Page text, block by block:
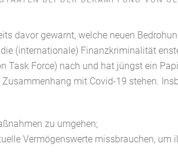
davor gewarnt, welche neuen
(internationale) Finanzkriminalität
Task Force) nach und hat jüngst ein
mit Covid-19 stehen.
zu umgehen;
Vermögenswerte missbrauchen, um